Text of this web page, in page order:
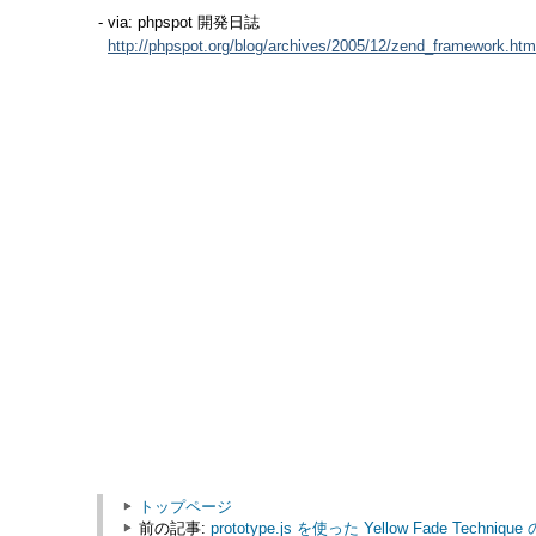
- via: phpspot 開発日誌
http://phpspot.org/blog/archives/2005/12/zend_framework.html
トップページ
前の記事: prototype.js を使った Yellow Fade Technique